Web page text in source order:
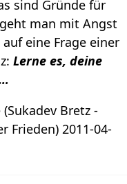
sind Gründe für
man mit Angst
eine Frage einer
Lerne es, deine
Bretz -
Frieden) 2011-04-